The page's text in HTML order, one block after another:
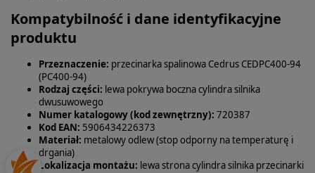
Kompatybilność i dane identyfikacyjne
produktu
Przeznaczenie: przecinarka spalinowa Cedrus CEDPC400-94
(PC400-94)
Rodzaj części: lewa pokrywa boczna cylindra silnika
dwusuwowego
Numer katalogowy (kod zewnętrzny): 720387
Kod EAN: 5906434226373
Materiał: metalowy odlew (stop odporny na temperaturę i
drgania)
Lokalizacja montażu: lewa strona cylindra silnika przecinarki